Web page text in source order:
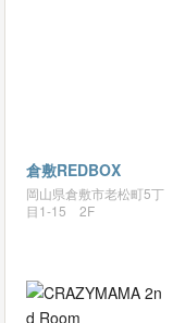
倉敷REDBOX
岡山県倉敷市老松町5丁
目1-15 2F